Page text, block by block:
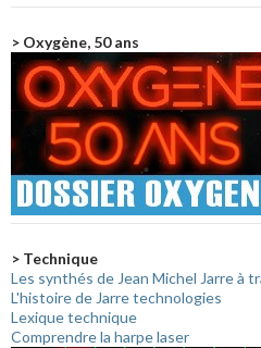
> Oxygène, 50 ans
> Technique
Les synthés de Jean Michel Jarre à
L'histoire de Jarre technologies
Lexique technique
Comprendre la harpe laser